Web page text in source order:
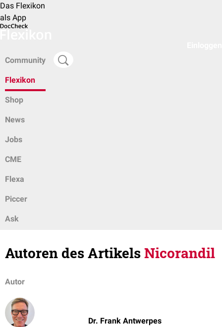
Das Flexikon
als App
Community
Flexikon
Shop
News
Jobs
CME
Flexa
Piccer
Ask
Autoren des ArtikelsNicorandil
Autor
Dr. Frank Antwerpes